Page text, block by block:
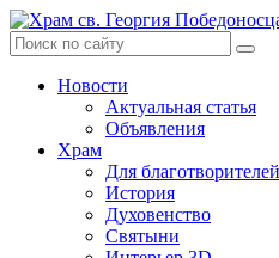
Skip
to
content
Новости
Актуальная статья
Объявления
Храм
Для благотворителей
История
Духовенство
Святыни